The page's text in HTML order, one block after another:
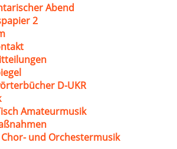
Abend
2
D-UKR
Amateurmusik
und Orchestermusik